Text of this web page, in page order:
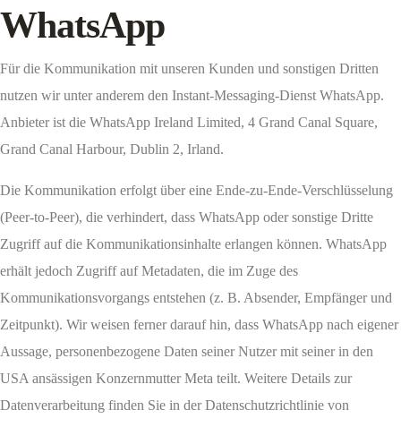
WhatsApp
Für die Kommunikation mit unseren Kunden und sonstigen Dritten
nutzen wir unter anderem den Instant-Messaging-Dienst WhatsApp.
Anbieter ist die WhatsApp Ireland Limited, 4 Grand Canal Square,
Grand Canal Harbour, Dublin 2, Irland.
Die Kommunikation erfolgt über eine Ende-zu-Ende-Verschlüsselung
(Peer-to-Peer), die verhindert, dass WhatsApp oder sonstige Dritte
Zugriff auf die Kommunikationsinhalte erlangen können. WhatsApp
erhält jedoch Zugriff auf Metadaten, die im Zuge des
Kommunikationsvorgangs entstehen (z. B. Absender, Empfänger und
Zeitpunkt). Wir weisen ferner darauf hin, dass WhatsApp nach eigener
Aussage, personenbezogene Daten seiner Nutzer mit seiner in den
USA ansässigen Konzernmutter Meta teilt. Weitere Details zur
Datenverarbeitung finden Sie in der Datenschutzrichtlinie von